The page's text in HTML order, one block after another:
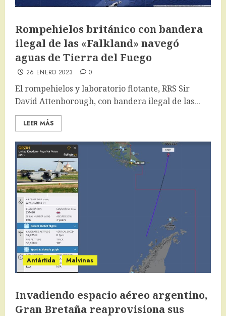
Rompehielos británico con bandera
ilegal de las «Falkland» navegó
aguas de Tierra del Fuego
26 ENERO 2023 0
El rompehielos y laboratorio flotante, RRS Sir
David Attenborough, con bandera ilegal de las...
LEER MÁS
Antártida Malvinas
Invadiendo espacio aéreo argentino,
Gran Bretaña reaprovisiona sus